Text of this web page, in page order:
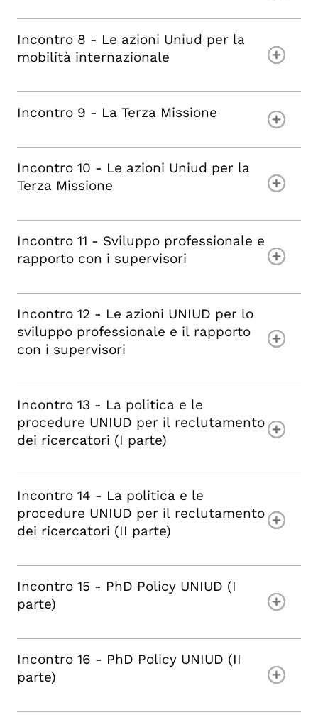
Incontro 8 - Le azioni Uniud per la
mobilità internazionale
Incontro 9 - La Terza Missione
Incontro 10 - Le azioni Uniud per la
Terza Missione
Incontro 11 - Sviluppo professionale e
rapporto con i supervisori
Incontro 12 - Le azioni UNIUD per lo
sviluppo professionale e il rapporto
con i supervisori
Incontro 13 - La politica e le
procedure UNIUD per il reclutamento
dei ricercatori (I parte)
Incontro 14 - La politica e le
procedure UNIUD per il reclutamento
dei ricercatori (II parte)
Incontro 15 - PhD Policy UNIUD (I
parte)
Incontro 16 - PhD Policy UNIUD (II
parte)